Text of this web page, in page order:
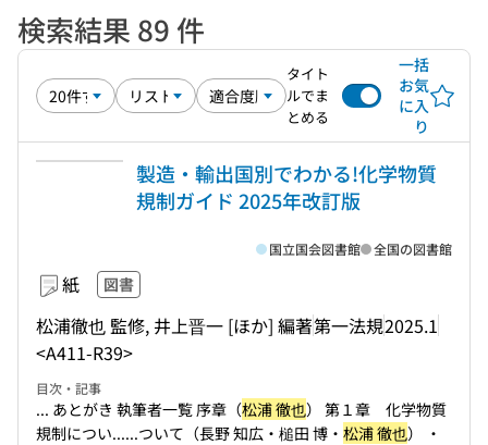
検索結果 89 件
タイト
ルでま
とめる
一括
お気
に入
り
製造・輸出国別でわかる!化学物質
規制ガイド 2025年改訂版
紙 図書
松浦徹也 監修, 井上晋一 [ほか] 編著第一法規2025.1
<A411-R39>
国立国会図書館 全国の図書館
目次・記事
... あとがき 執筆者一覧 序章（松浦 徹也） 第１章 化学物質
規制につい......ついて（長野 知広・槌田 博・ 松浦 徹也） ・